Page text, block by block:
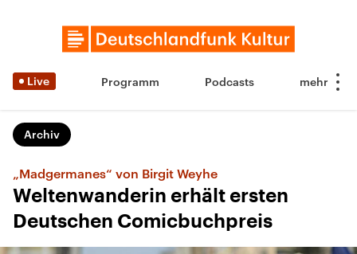
Live Programm Podcasts
Archiv
„Madgermanes“ von Birgit Weyhe
Weltenwanderin erhält ersten
Deutschen Comicbuchpreis